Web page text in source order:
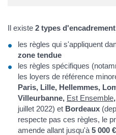
Il existe 2 types
les règles qui s'appliquent
zone tendue
les règles spécifiques
les loyers de référence
Paris, Lille, Hellemmes,
Villeurbanne, Est Ensemble
juillet 2022) et Bordeaux
respecte pas ces règles, le
amende allant jusqu'à 5 000 €